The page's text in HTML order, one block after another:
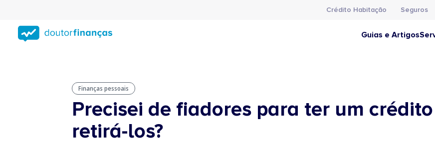
conteúdo
principal
Crédito Habitação Seguros
Guias e Artigos
Finanças pessoais
Precisei de fiadores para ter um
retirá-los?